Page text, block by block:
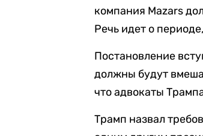
компания Mazars
Речь идет о
Постановление
должны будут
что адвокаты
Трамп назвал